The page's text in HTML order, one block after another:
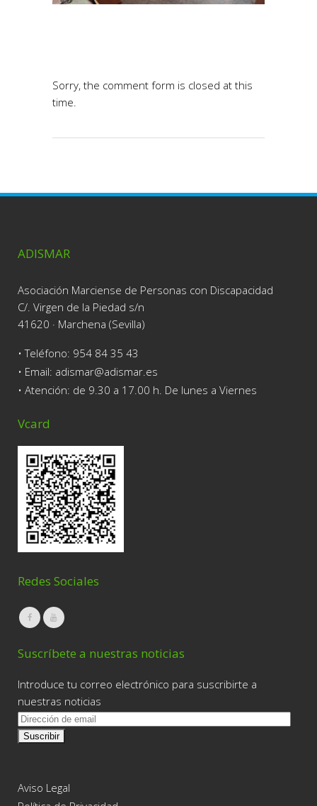
Sorry, the comment form is closed at this
time.
ADISMAR
Asociación Marciense de Personas con Discapacidad
C/. Virgen de la Piedad s/n
41620 · Marchena (Sevilla)
• Teléfono: 954 84 35 43
• Email: adismar@adismar.es
• Atención: de 9.30 a 17.00 h. De lunes a Viernes
Vcard
Redes Sociales
Suscríbete a nuestras noticias
Introduce tu correo electrónico para suscribirte a
nuestras noticias
D
c
Aviso Legal